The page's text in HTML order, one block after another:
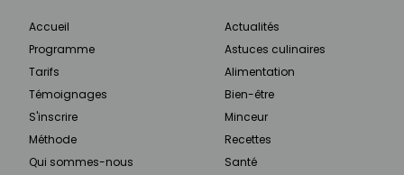
Accueil
Programme
Tarifs
Témoignages
S'inscrire
Méthode
Qui sommes-nous
Actualités
Astuces culinaires
Alimentation
Bien-être
Minceur
Recettes
Santé